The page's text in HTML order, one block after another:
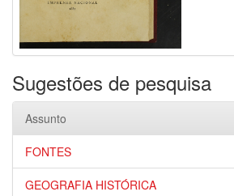
Sugestões de pesquisa
Assunto
FONTES
GEOGRAFIA HISTÓRICA